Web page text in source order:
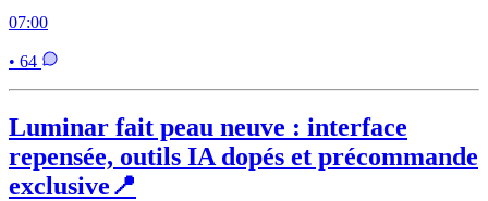
07:00
• 64
Luminar fait peau neuve : interface
repensée, outils IA dopés et précommande
exclusive📍